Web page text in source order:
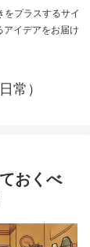
をプラスするサイ
アイデアをお届け
常）
おくべ